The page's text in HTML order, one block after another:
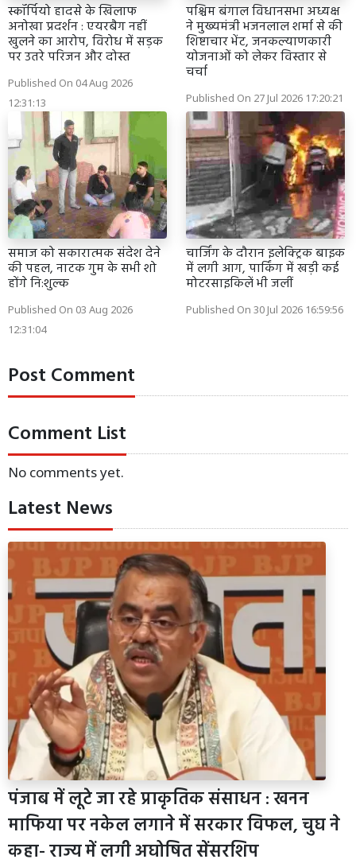
स्कॉर्पियो हादसे के खिलाफ
अनोखा प्रदर्शन : एयरबैग नहीं
खुलने का आरोप, विरोध में सड़क
पर उतरे परिजन और दोस्त
Published On 04 Aug 2026
12:31:13
पश्चिम बंगाल विधानसभा अध्यक्ष
ने मुख्यमंत्री भजनलाल शर्मा से की
शिष्टाचार भेंट, जनकल्याणकारी
योजनाओं को लेकर विस्तार से
चर्चा
Published On 27 Jul 2026 17:20:21
समाज को सकारात्मक संदेश देने
की पहल, नाटक गुम के सभी शो
होंगे नि:शुल्क
Published On 03 Aug 2026
12:31:04
चार्जिंग के दौरान इलेक्ट्रिक बाइक
में लगी आग, पार्किंग में खड़ी कई
मोटरसाइकिलें भी जलीं
Published On 30 Jul 2026 16:59:56
Post Comment
Comment List
No comments yet.
Latest News
पंजाब में लूटे जा रहे प्राकृतिक संसाधन : खनन
माफिया पर नकेल लगाने में सरकार विफल, चुघ ने
कहा- राज्य में लगी अघोषित सेंसरशिप